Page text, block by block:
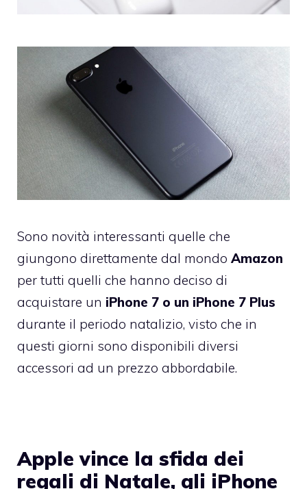
Sono novità interessanti quelle che
giungono direttamente dal mondo Amazon
per tutti quelli che hanno deciso di
acquistare un iPhone 7 o un iPhone 7 Plus
durante il periodo natalizio, visto che in
questi giorni sono disponibili diversi
accessori ad un prezzo abbordabile.
Apple vince la sfida dei
regali di Natale, gli iPhone